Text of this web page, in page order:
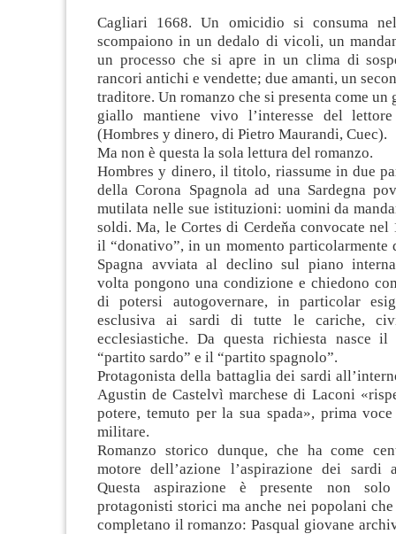
Cagliari 1668. Un omicidio si consuma
scompaiono in un dedalo di vicoli, un
un processo che si apre in un clima di
rancori antichi e vendette; due amanti, un
traditore. Un romanzo che si presenta come un
giallo mantiene vivo l’interesse del
(Hombres y dinero, di Pietro Maurandi, Cuec).
Ma non è questa la sola lettura del romanzo.
Hombres y dinero, il titolo, riassume in due
della Corona Spagnola ad una Sardegna
mutilata nelle sue istituzioni: uomini da
soldi. Ma, le Cortes di Cerdeňa convocate nel
il “donativo”, in un momento
Spagna avviata al declino sul piano
volta pongono una condizione e chiedono
di potersi autogovernare, in particolar
esclusiva ai sardi di tutte le cariche,
ecclesiastiche. Da questa richiesta nasce
“partito sardo” e il “partito spagnolo”.
Protagonista della battaglia dei sardi
Agustin de Castelvì marchese di Laconi
potere, temuto per la sua spada», prima
militare.
Romanzo storico dunque, che ha come
motore dell’azione l’aspirazione dei sardi
Questa aspirazione è presente non
protagonisti storici ma anche nei popolani
completano il romanzo: Pasqual giovane